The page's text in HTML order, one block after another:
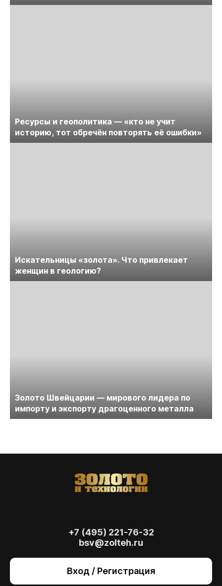
Ресурсы и геополитика — «кто не учит
историю, тот обречён повторять её ошибки»
Искательницы «золота». Что привлекает
женщин в геологию?
Золото Швейцарии — мирового лидера по
импорту и экспорту драгоценного металла
+7 (495) 221-76-32
bsv@zolteh.ru
Вход / Регистрация
также для анализа сайта и улучшения